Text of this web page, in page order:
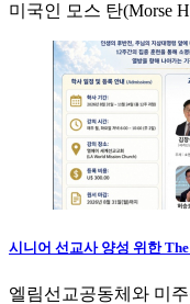
미국인 모스 탄(Morse
시니어 선교사 양성 위한
엘림선교공동체와 미